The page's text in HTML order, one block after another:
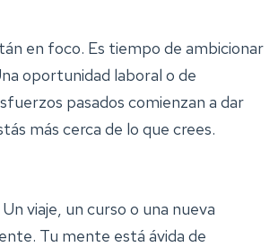
en foco. Es tiempo de ambicionar
oportunidad laboral o de
pasados comienzan a dar
más cerca de lo que crees.
viaje, un curso o una nueva
Tu mente está ávida de